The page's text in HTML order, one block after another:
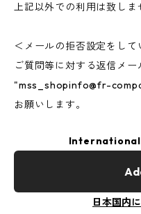
上記以外での利用は致しま
＜メールの拒否設定をして
ご質問等に対する返信メー
"mss_shopinfo@fr-
お願いします。
日本国内